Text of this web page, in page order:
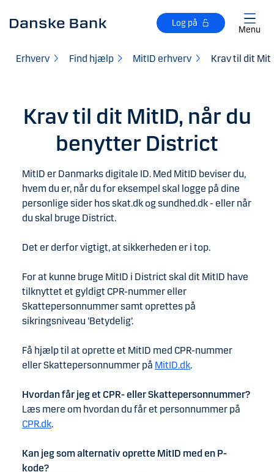
Log på
Menu
Erhverv Find hjælp MitID erhverv Krav til dit
Krav til dit MitID, når du
benytter District
MitID er Danmarks digitale ID. Med MitID beviser du,
hvem du er, når du for eksempel skal logge på dine
personlige sider hos skat.dk og sundhed.dk - eller når
du skal bruge District.
Det er derfor vigtigt, at sikkerheden er i top.
For at kunne bruge MitID i District skal dit MitID have
tilknyttet et gyldigt CPR-nummer eller
Skattepersonnummer samt oprettes på
sikringsniveau ’Betydelig’.
Få hjælp til at oprette et MitID med CPR-nummer
eller Skattepersonnummer på MitID.dk.
Hvordan får jeg et CPR- eller Skattepersonnummer?
Læs mere om hvordan du får et personnummer på
CPR.dk.
Kan jeg som alternativ oprette MitID med en P-
kode?